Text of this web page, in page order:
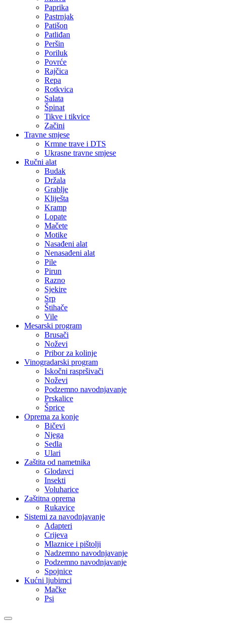
Paprika
Pastrnjak
Patišon
Patliđan
Peršin
Poriluk
Povrće
Rajčica
Repa
Rotkvica
Salata
Špinat
Tikve i tikvice
Začini
Travne smjese
Krmne trave i DTS
Ukrasne travne smjese
Ručni alat
Budak
Držala
Grablje
Kliješta
Kramp
Lopate
Mačete
Motike
Nasađeni alat
Nenasađeni alat
Pile
Pirun
Razno
Sjekire
Srp
Štihače
Vile
Mesarski program
Brusači
Noževi
Pribor za kolinje
Vinogradarski program
Iskočni raspršivači
Noževi
Podzemno navodnjavanje
Prskalice
Šprice
Oprema za konje
Bičevi
Njega
Sedla
Ulari
Zaštita od nametnika
Glodavci
Insekti
Voluharice
Zaštitna oprema
Rukavice
Sistemi za navodnjavanje
Adapteri
Crijeva
Mlaznice i pištolji
Nadzemno navodnjavanje
Podzemno navodnjavanje
Spojnice
Kućni ljubimci
Mačke
Psi